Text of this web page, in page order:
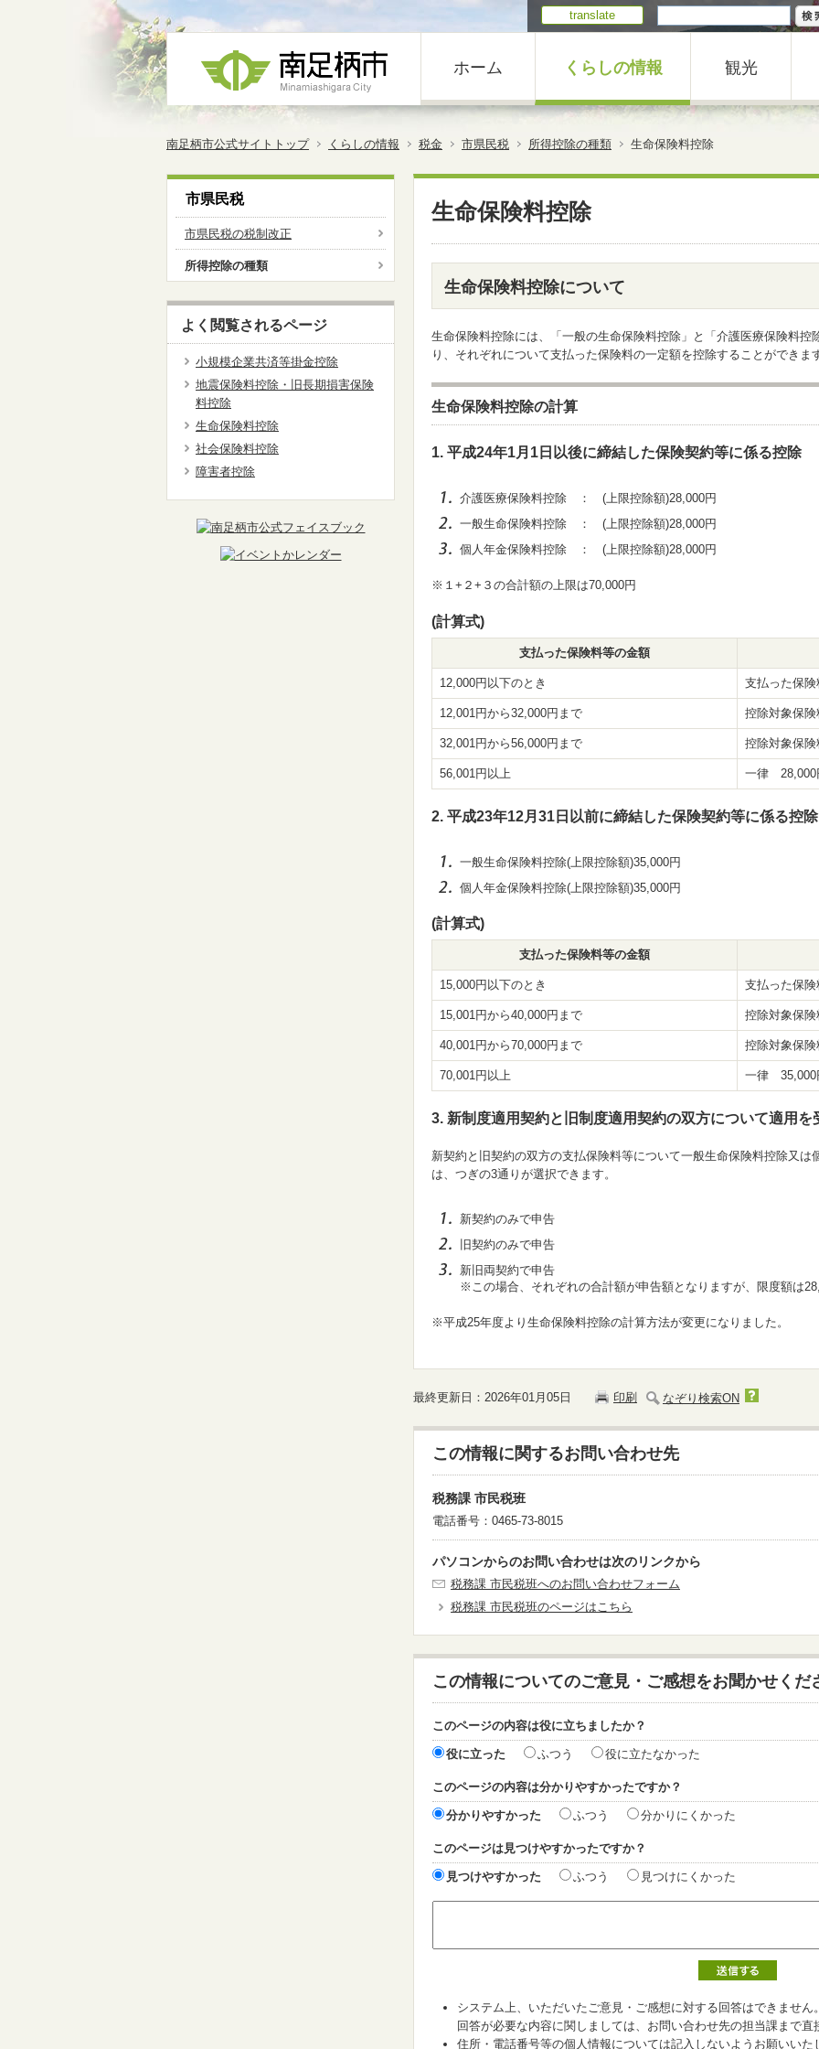
translate
ホーム くらしの情報 観光
南足柄市公式サイトトップ くらしの情報 税金 市県民税 所得控除の種類 生命保険料控除
生命保険料控除
生命保険料控除について
生命保険料控除には、「一般の生命保険料控除」と「介護医療保険料控
り、それぞれについて支払った保険料の一定額を控除することができま
生命保険料控除の計算
1. 平成24年1月1日以後に締結した保険契約等に係る控除
介護医療保険料控除 ： (上限控除額)28,000円
一般生命保険料控除 ： (上限控除額)28,000円
個人年金保険料控除 ： (上限控除額)28,000円
※１+２+３の合計額の上限は70,000円
(計算式)
支払った保険料等の金額
12,000円以下のとき 支払った保
12,001円から32,000円まで 控除対象保
32,001円から56,000円まで 控除対象保
56,001円以上 一律 28,000
2. 平成23年12月31日以前に締結した保険契約等に係る控除
一般生命保険料控除(上限控除額)35,000円
個人年金保険料控除(上限控除額)35,000円
(計算式)
支払った保険料等の金額
15,000円以下のとき 支払った保
15,001円から40,000円まで 控除対象保
40,001円から70,000円まで 控除対象保
70,001円以上 一律 35,000
3. 新制度適用契約と旧制度適用契約の双方について適用を
新契約と旧契約の双方の支払保険料等について一般生命保険料控除又は
は、つぎの3通りが選択できます。
新契約のみで申告
旧契約のみで申告
新旧両契約で申告
※この場合、それぞれの合計額が申告額となりますが、限度額は
※平成25年度より生命保険料控除の計算方法が変更になりました。
最終更新日：2026年01月05日 印刷 なぞり検索ON
この情報に関するお問い合わせ先
税務課 市民税班
電話番号：0465-73-8015
パソコンからのお問い合わせは次のリンクから
税務課 市民税班へのお問い合わせフォーム
税務課 市民税班のページはこちら
この情報についてのご意見・ご感想をお聞かせくだ
このページの内容は役に立ちましたか？
役に立った ふつう 役に立たなかった
このページの内容は分かりやすかったですか？
分かりやすかった ふつう 分かりにくかった
このページは見つけやすかったですか？
見つけやすかった ふつう 見つけにくかった
システム上、いただいたご意見・ご感想に対する回答はできません。
回答が必要な内容に関しましては、お問い合わせ先の担当課まで直
住所・電話番号等の個人情報については記入しないようお願いいた
市県民税
市県民税の税制改正
所得控除の種類
よく閲覧されるページ
小規模企業共済等掛金控除
地震保険料控除・旧長期損害保険
料控除
生命保険料控除
社会保険料控除
障害者控除